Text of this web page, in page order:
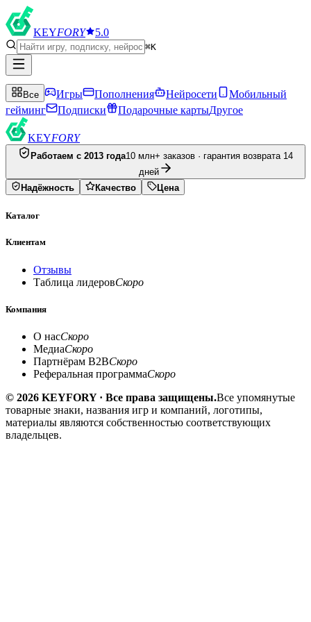
KEYFORY 5.0
⌘K
Все Игры Пополнения Нейросети
Мобильный
гейминг
Подписки Подарочные картыДругое
KEYFORY
Работаем с 2013 года10 млн+ заказов · гарантия возврата 14
дней
Надёжность
Качество Цена
Каталог
Клиентам
Отзывы
Таблица лидеровСкоро
Компания
О насСкоро
МедиаСкоро
Партнёрам B2BСкоро
Реферальная программаСкоро
© 2026 KEYFORY · Все права защищены.Все упомянутые
товарные знаки, названия игр и компаний, логотипы,
материалы являются собственностью соответствующих
владельцев.